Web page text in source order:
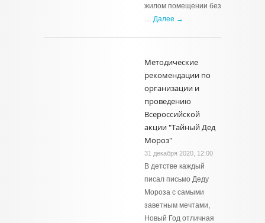
жилом помещении без
… Далее →
Методические
рекомендации по
организации и
проведению
Всероссийской
акции "Тайный Дед
Мороз"
31 декабря 2020, 12:00
В детстве каждый
писал письмо Деду
Мороза с самыми
заветным мечтами,
Новый Год отличная